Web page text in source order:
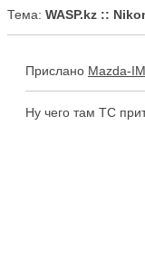
Тема: WASP.kz ::
Прислано Mazda-IM
Ну чего там ТС